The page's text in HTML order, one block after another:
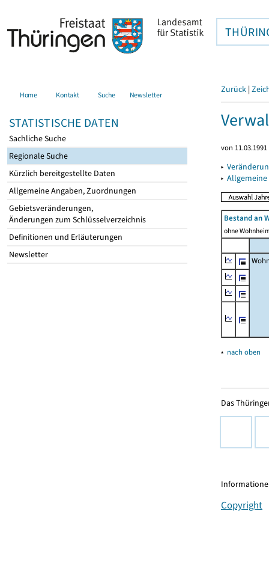
Home Kontakt Suche Newsletter
STATISTISCHE DATEN
Sachliche Suche
Regionale Suche
Kürzlich bereitgestellte Daten
Allgemeine Angaben, Zuordnungen
Gebietsveränderungen,
Änderungen zum Schlüsselverzeichnis
Definitionen und Erläuterungen
Newsletter
Zurück |
von
▸
▸
Bestand an
ohne
▴ nach oben
Das
Copyright